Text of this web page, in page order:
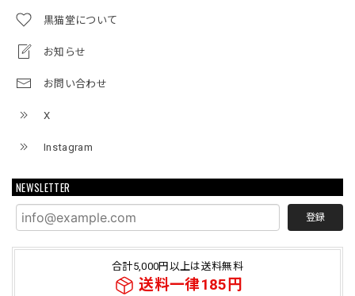
黒猫堂について
お知らせ
お問い合わせ
X
Instagram
NEWSLETTER
登録
合計5,000円以上は送料無料
送料一律185円